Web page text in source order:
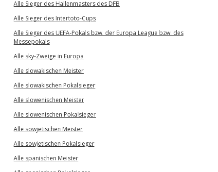
Alle Sieger des Hallenmasters des DFB
Alle Sieger des Intertoto-Cups
Alle Sieger des UEFA-Pokals bzw. der Europa League bzw. des
Messepokals
Alle sky-Zweige in Europa
Alle slowakischen Meister
Alle slowakischen Pokalsieger
Alle slowenischen Meister
Alle slowenischen Pokalsieger
Alle sowjetischen Meister
Alle sowjetischen Pokalsieger
Alle spanischen Meister